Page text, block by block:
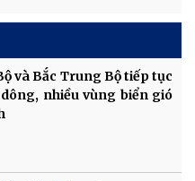
và Bắc Trung Bộ tiếp tục
nhiều vùng biển gió